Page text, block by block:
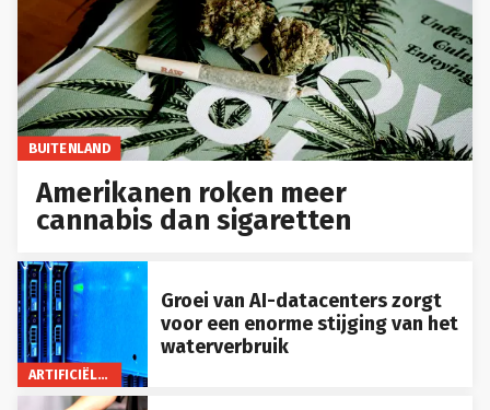
BUITENLAND
Amerikanen roken meer
cannabis dan sigaretten
ARTIFICIËLE INTELLIGENTIE
Groei van AI-datacenters zorgt
voor een enorme stijging van het
waterverbruik